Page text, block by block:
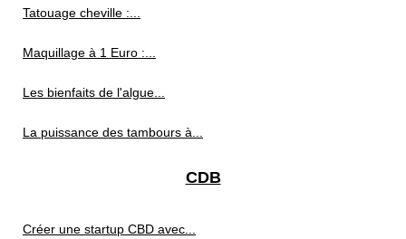
Tatouage cheville :...
Maquillage à 1 Euro :...
Les bienfaits de l'algue...
La puissance des tambours à...
CDB
Créer une startup CBD avec...